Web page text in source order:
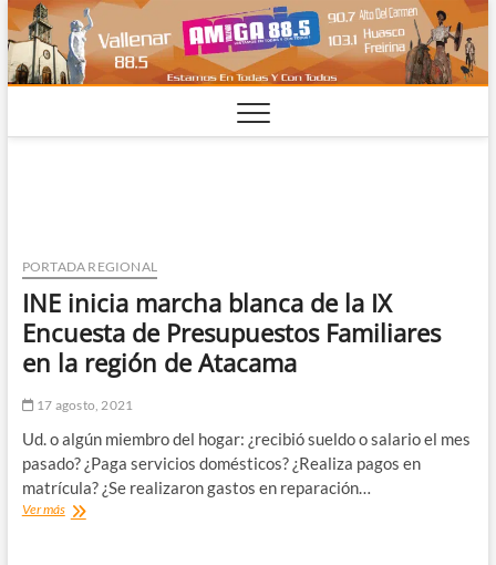
Saltar
al
contenido
PORTADA REGIONAL
INE inicia marcha blanca de la IX
Encuesta de Presupuestos Familiares
en la región de Atacama
17 agosto, 2021
Ud. o algún miembro del hogar: ¿recibió sueldo o salario el mes
pasado? ¿Paga servicios domésticos? ¿Realiza pagos en
matrícula? ¿Se realizaron gastos en reparación…
Ver másINE